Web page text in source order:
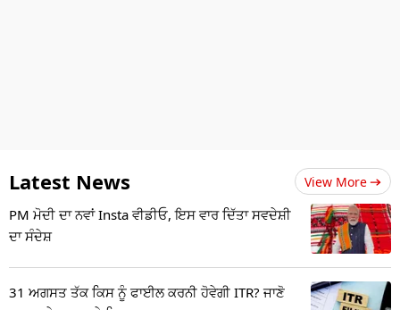
Latest News View More
PM ਮੋਦੀ ਦਾ ਨਵਾਂ Insta ਵੀਡੀਓ, ਇਸ ਵਾਰ ਦਿੱਤਾ ਸਵਦੇਸ਼ੀ
ਦਾ ਸੰਦੇਸ਼
31 ਅਗਸਤ ਤੱਕ ਕਿਸ ਨੂੰ ਫਾਈਲ ਕਰਨੀ ਹੋਵੇਗੀ ITR? ਜਾਣੋ